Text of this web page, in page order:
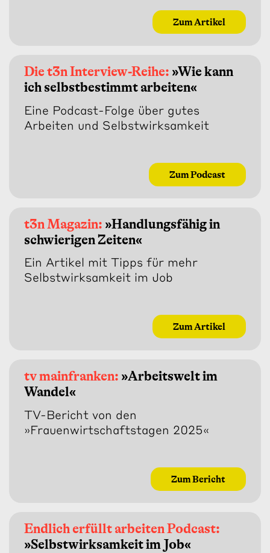
Zum Artikel
Die t3n Interview-Reihe: »Wie kann
ich selbstbestimmt arbeiten«
Eine Podcast-Folge über gutes
Arbeiten und Selbstwirksamkeit
Zum Podcast
t3n Magazin: »Handlungsfähig in
schwierigen Zeiten«
Ein Artikel mit Tipps für mehr
Selbstwirksamkeit im Job
Zum Artikel
tv mainfranken: »Arbeitswelt im
Wandel«
TV-Bericht von den
»Frauenwirtschaftstagen 2025«
Zum Bericht
Endlich erfüllt arbeiten Podcast:
»Selbstwirksamkeit im Job«